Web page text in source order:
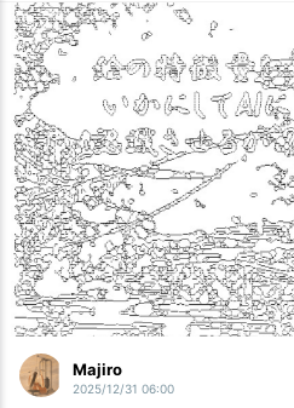
Majiro
2025/12/31 06:00